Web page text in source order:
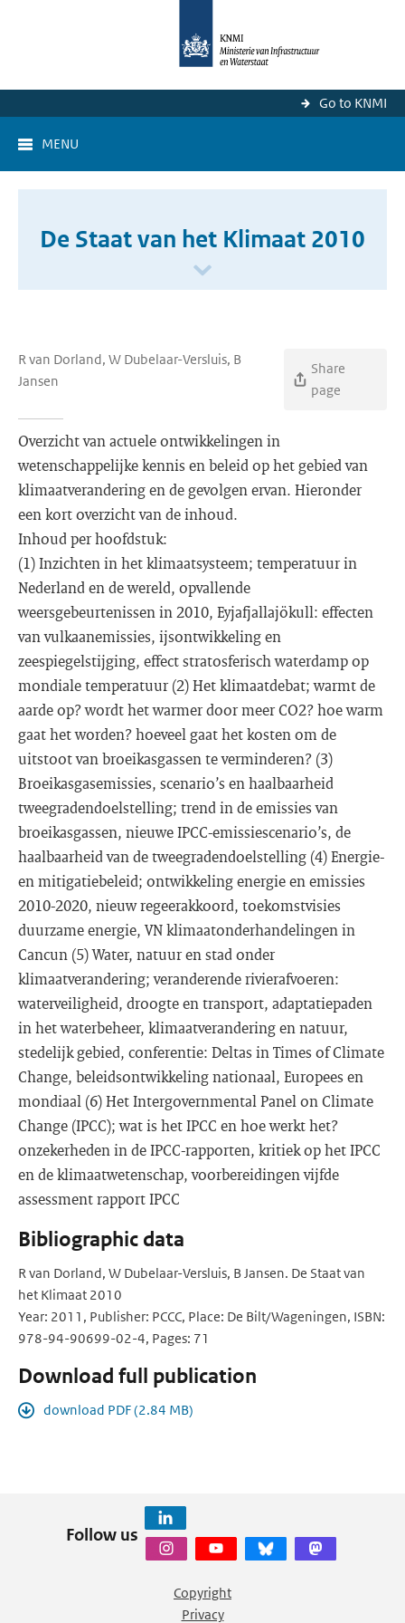
Go to KNMI
MENU
De Staat van het Klimaat 2010
R van Dorland, W Dubelaar-Versluis, B
Jansen
Share
page
Overzicht van actuele ontwikkelingen in
wetenschappelijke kennis en beleid op het gebied van
klimaatverandering en de gevolgen ervan. Hieronder
een kort overzicht van de inhoud.
Inhoud per hoofdstuk:
(1) Inzichten in het klimaatsysteem; temperatuur in
Nederland en de wereld, opvallende
weersgebeurtenissen in 2010, Eyjafjallajökull: effecten
van vulkaanemissies, ijsontwikkeling en
zeespiegelstijging, effect stratosferisch waterdamp op
mondiale temperatuur (2) Het klimaatdebat; warmt de
aarde op? wordt het warmer door meer CO2? hoe warm
gaat het worden? hoeveel gaat het kosten om de
uitstoot van broeikasgassen te verminderen? (3)
Broeikasgasemissies, scenario’s en haalbaarheid
tweegradendoelstelling; trend in de emissies van
broeikasgassen, nieuwe IPCC-emissiescenario’s, de
haalbaarheid van de tweegradendoelstelling (4) Energie-
en mitigatiebeleid; ontwikkeling energie en emissies
2010-2020, nieuw regeerakkoord, toekomstvisies
duurzame energie, VN klimaatonderhandelingen in
Cancun (5) Water, natuur en stad onder
klimaatverandering; veranderende rivierafvoeren:
waterveiligheid, droogte en transport, adaptatiepaden
in het waterbeheer, klimaatverandering en natuur,
stedelijk gebied, conferentie: Deltas in Times of Climate
Change, beleidsontwikkeling nationaal, Europees en
mondiaal (6) Het Intergovernmental Panel on Climate
Change (IPCC); wat is het IPCC en hoe werkt het?
onzekerheden in de IPCC-rapporten, kritiek op het IPCC
en de klimaatwetenschap, voorbereidingen vijfde
assessment rapport IPCC
Bibliographic data
R van Dorland, W Dubelaar-Versluis, B Jansen. De Staat van
het Klimaat 2010
Year: 2011, Publisher: PCCC, Place: De Bilt/Wageningen, ISBN:
978-94-90699-02-4, Pages: 71
Download full publication
download PDF (2.84 MB)
Follow us
Copyright
Privacy